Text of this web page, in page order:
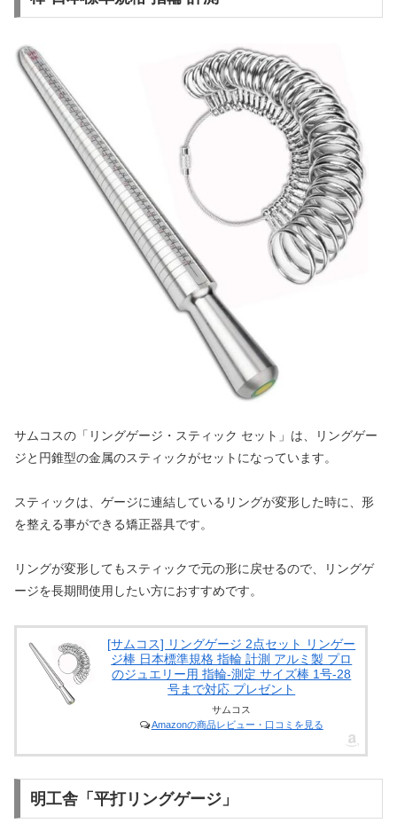
サムコスの「リングゲージ・スティック セット」は、リングゲー
ジと円錐型の金属のスティックがセットになっています。
スティックは、ゲージに連結しているリングが変形した時に、形
を整える事ができる矯正器具です。
リングが変形してもスティックで元の形に戻せるので、リングゲ
ージを長期間使用したい方におすすめです。
[サムコス] リングゲージ 2点セット リンゲー
ジ棒 日本標準規格 指輪 計測 アルミ製 プロ
のジュエリー用 指輪-測定 サイズ棒 1号-28
号まで対応 プレゼント
サムコス
Amazonの商品レビュー・口コミを見る
明工舎「平打リングゲージ」